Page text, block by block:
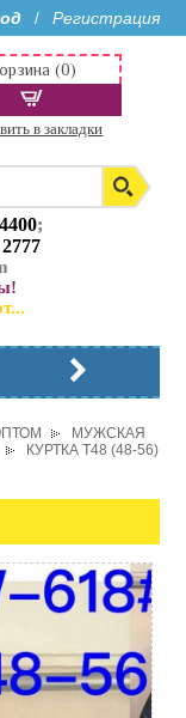
/ Регистрация
;
(0)
в закладки
МУЖСКАЯ
КУРТКА T48 (48-56)